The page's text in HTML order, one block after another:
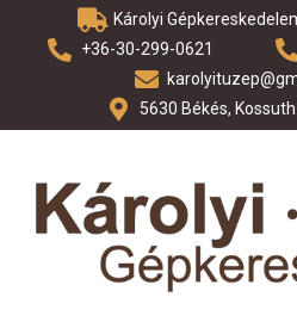
Károlyi
+36-30-299-0621
5630 Békés,